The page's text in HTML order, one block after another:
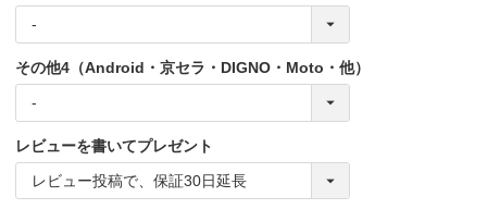
その他4（Android・京セラ・DIGNO・Moto・他）
レビューを書いてプレゼント